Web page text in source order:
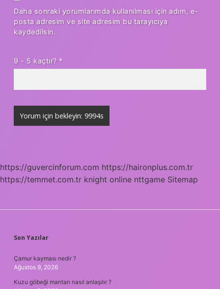
Daha sonraki yorumlarımda kullanılması için adım, e-
posta adresim ve site adresim bu tarayıcıya
kaydedilsin.
9 - 5 kaçtır? *
https://guvercinforum.com https://haironplus.com.tr
https://temmet.com.tr knight online nttgame Sitemap
SIDEBAR
Son Yazılar
Çamur kayması nedir ?
Ağustos 9, 2026
Kuzu göbeği mantarı nasıl anlaşılır ?